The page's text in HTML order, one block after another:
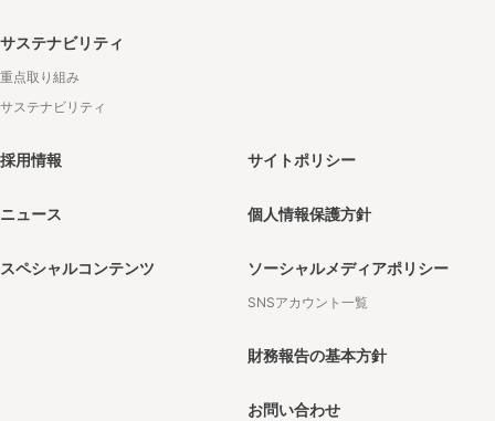
サステナビリティ
重点取り組み
サステナビリティ
採用情報
ニュース
スペシャルコンテンツ
サイトポリシー
個人情報保護方針
ソーシャルメディアポリシー
SNSアカウント一覧
財務報告の基本方針
お問い合わせ